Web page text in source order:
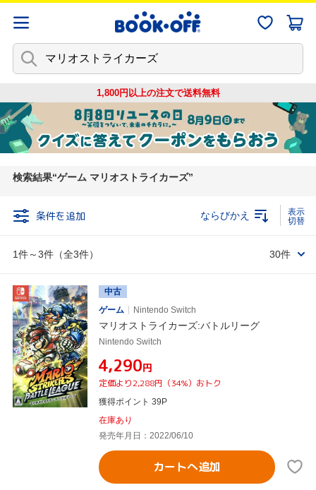
1,800円以上の注文で送料無料
検索結果 ゲーム マリオストライカーズ
条件を追加
1件～3件（全3件）
ならびかえ
30件
中古
ゲーム
Nintendo Switch
マリオストライカーズ:バトルリーグ
Nintendo Switch
¥4,290円
定価より2,288円（34%）おトク
獲得ポイント 39P
在庫あり
発売年月日：2022/06/10
カートへ追加